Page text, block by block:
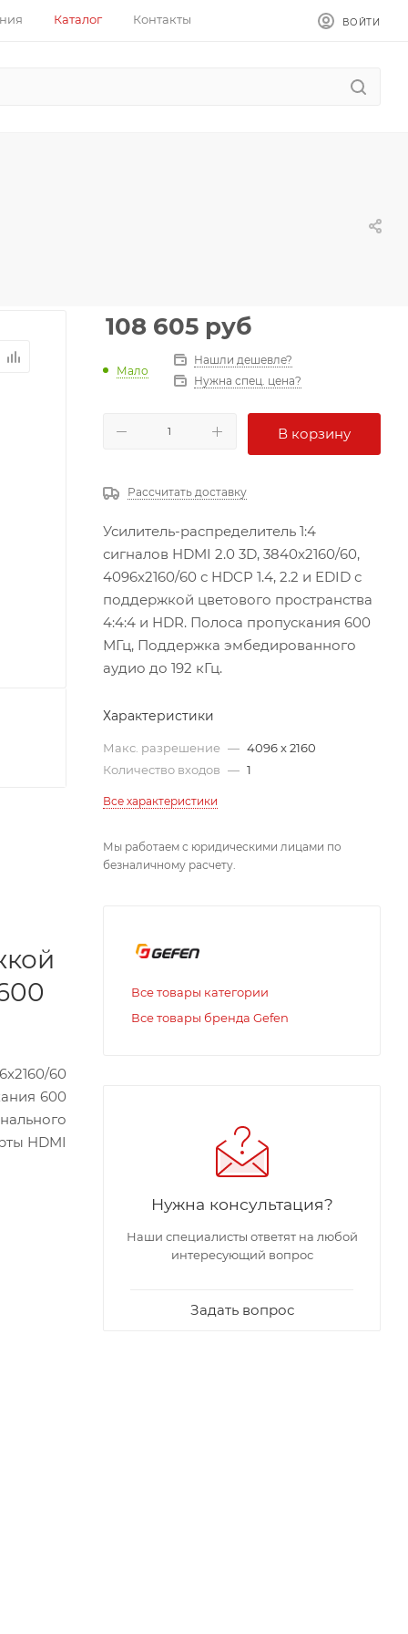
Каталог Контакты ВОЙТИ
60
600
HDMI
108 605 руб
Мало
Нашли дешевле?
Нужна спец. цена?
В корзину
Рассчитать доставку
Усилитель-распределитель 1:4
сигналов HDMI 2.0 3D, 3840x2160/60,
4096x2160/60 с HDCP 1.4, 2.2 и EDID с
поддержкой цветового пространства
4:4:4 и HDR. Полоса пропускания 600
МГц, Поддержка эмбедированного
аудио до 192 кГц.
Характеристики
Макс. разрешение — 4096 x 2160
Количество входов — 1
Все характеристики
Мы работаем с юридическими лицами по
безналичному расчету.
Все товары категории
Все товары бренда Gefen
Нужна консультация?
Наши специалисты ответят на любой
интересующий вопрос
Задать вопрос